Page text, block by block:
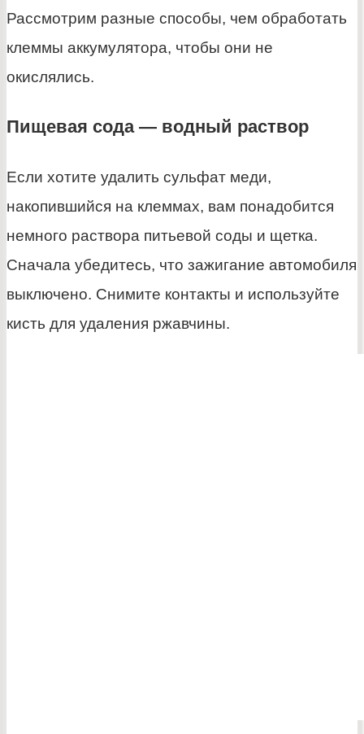
Рассмотрим разные способы, чем обработать
клеммы аккумулятора, чтобы они не
окислялись.
Пищевая сода — водный раствор
Если хотите удалить сульфат меди,
накопившийся на клеммах, вам понадобится
немного раствора питьевой соды и щетка.
Сначала убедитесь, что зажигание автомобиля
выключено. Снимите контакты и используйте
кисть для удаления ржавчины.